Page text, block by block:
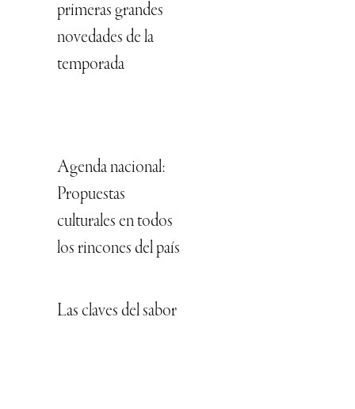
primeras grandes
novedades de la
temporada
Agenda nacional:
Propuestas
culturales en todos
los rincones del país
Las claves del sabor